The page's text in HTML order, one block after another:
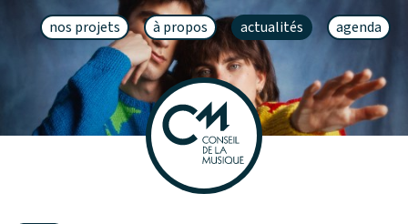
nos projets à propos actualités agenda